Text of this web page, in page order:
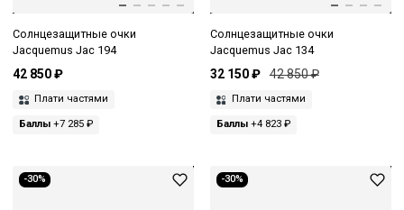
Солнцезащитные очки
Jacquemus Jac 194
42 850 ₽
Плати частями
Баллы +7 285 ₽
Солнцезащитные очки
Jacquemus Jac 134
32 150 ₽ 42 850 ₽
Плати частями
Баллы+4 823 ₽
-30% -30%